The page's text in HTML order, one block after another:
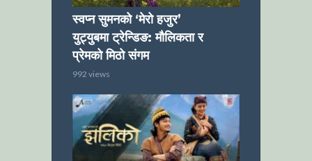
स्वप्न सुमनको ‘मेरो हजुर’
युट्युबमा ट्रेन्डिङ: मौलिकता र
प्रेमको मिठो संगम
992 views